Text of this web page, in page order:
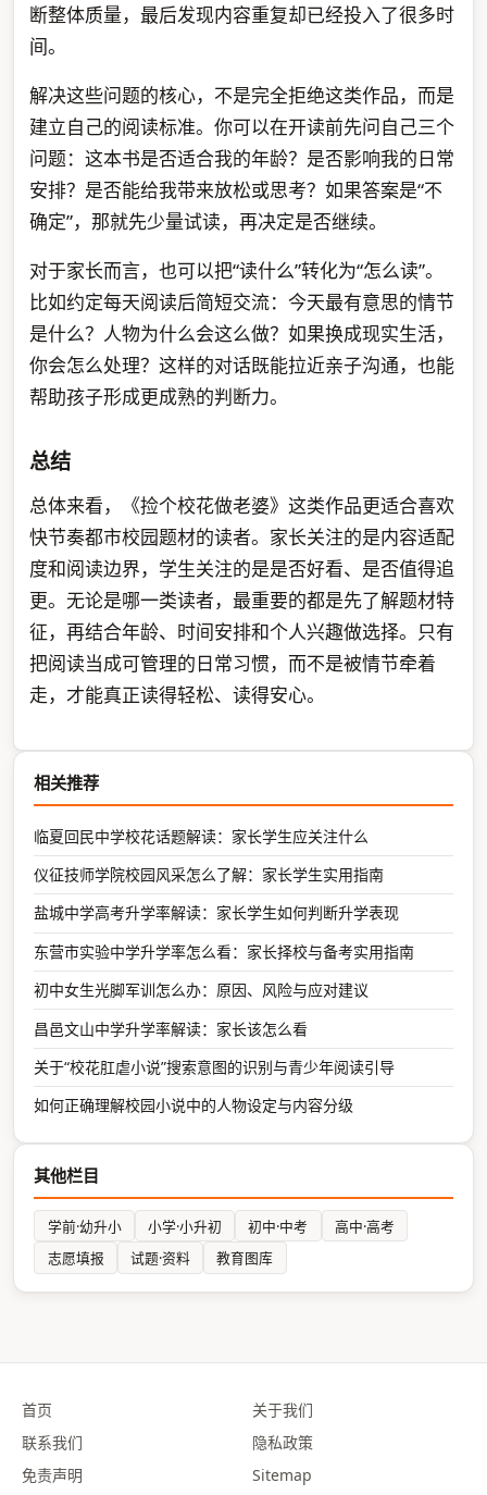
断整体质量，最后发现内容重复却已经投入了很多时
间。
解决这些问题的核心，不是完全拒绝这类作品，而是
建立自己的阅读标准。你可以在开读前先问自己三个
问题：这本书是否适合我的年龄？是否影响我的日常
安排？是否能给我带来放松或思考？如果答案是“不
确定”，那就先少量试读，再决定是否继续。
对于家长而言，也可以把“读什么”转化为“怎么读”。
比如约定每天阅读后简短交流：今天最有意思的情节
是什么？人物为什么会这么做？如果换成现实生活，
你会怎么处理？这样的对话既能拉近亲子沟通，也能
帮助孩子形成更成熟的判断力。
总结
总体来看，《捡个校花做老婆》这类作品更适合喜欢
快节奏都市校园题材的读者。家长关注的是内容适配
度和阅读边界，学生关注的是是否好看、是否值得追
更。无论是哪一类读者，最重要的都是先了解题材特
征，再结合年龄、时间安排和个人兴趣做选择。只有
把阅读当成可管理的日常习惯，而不是被情节牵着
走，才能真正读得轻松、读得安心。
相关推荐
临夏回民中学校花话题解读：家长学生应关注什么
仪征技师学院校园风采怎么了解：家长学生实用指南
盐城中学高考升学率解读：家长学生如何判断升学表现
东营市实验中学升学率怎么看：家长择校与备考实用指南
初中女生光脚军训怎么办：原因、风险与应对建议
昌邑文山中学升学率解读：家长该怎么看
关于“校花肛虐小说”搜索意图的识别与青少年阅读引导
如何正确理解校园小说中的人物设定与内容分级
其他栏目
学前·幼升小 小学·小升初 初中·中考
高中·高考
志愿填报
试题·资料 教育图库
首页
关于我们
联系我们
隐私政策
免责声明
Sitemap